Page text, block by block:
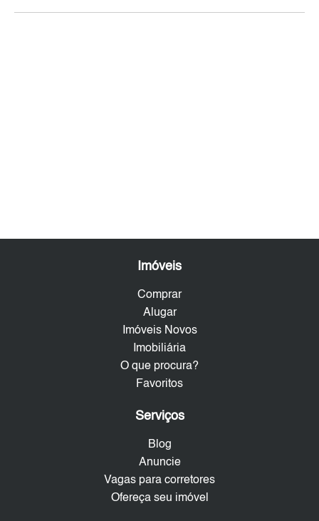
Imóveis
Comprar
Alugar
Imóveis Novos
Imobiliária
O que procura?
Favoritos
Serviços
Blog
Anuncie
Vagas para corretores
Ofereça seu imóvel